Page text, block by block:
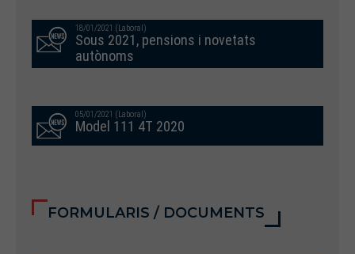
18/01/2021 (Laboral)
Sous 2021, pensions i novetats
autònoms
05/01/2021 (Laboral)
Model 111 4T 2020
FORMULARIS / DOCUMENTS